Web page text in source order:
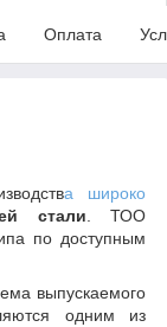
Оплата
а широко
стали. ТОО
по доступным
выпускаемого
одним из